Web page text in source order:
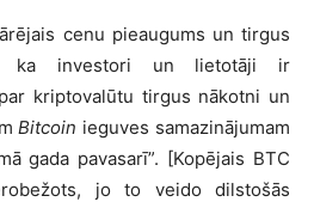
cenu pieaugums un tirgus
ka investori un lietotāji ir
kriptovalūtu tirgus nākotni un
Bitcoin ieguves samazinājumam
gada pavasarī”. [Kopējais BTC
jo to veido dilstošās